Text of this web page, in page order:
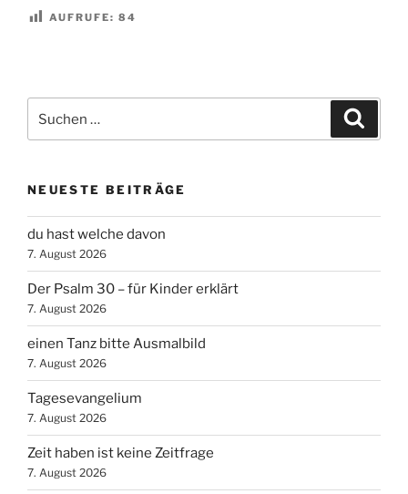
AUFRUFE: 84
nach:
NEUESTE BEITRÄGE
du hast welche davon
7. August 2026
Der Psalm 30 – für Kinder erklärt
7. August 2026
einen Tanz bitte Ausmalbild
7. August 2026
Tagesevangelium
7. August 2026
Zeit haben ist keine Zeitfrage
7. August 2026